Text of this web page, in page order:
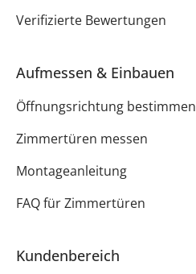
Verifizierte Bewertungen
Aufmessen & Einbauen
Öffnungsrichtung bestimmen
Zimmertüren messen
Montageanleitung
FAQ für Zimmertüren
Kundenbereich